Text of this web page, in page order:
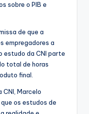
sobre o PIB e
de que a
empregadores a
estudo da CNI parte
total de horas
final.
Marcelo
os estudos de